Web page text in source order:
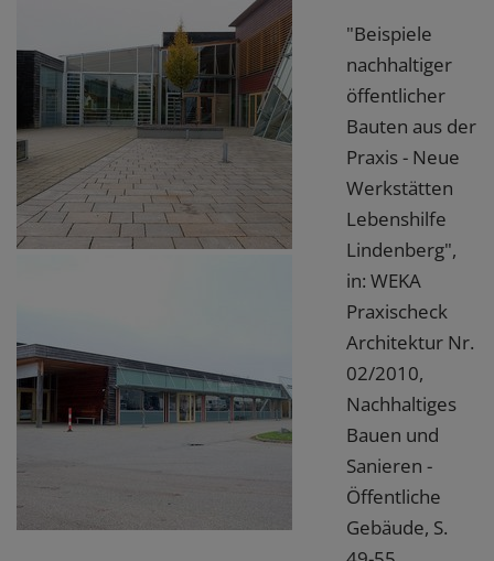
"Beispiele
nachhaltiger
öffentlicher
Bauten aus der
Praxis - Neue
Werkstätten
Lebenshilfe
Lindenberg",
in: WEKA
Praxischeck
Architektur Nr.
02/2010,
Nachhaltiges
Bauen und
Sanieren -
Öffentliche
Gebäude, S.